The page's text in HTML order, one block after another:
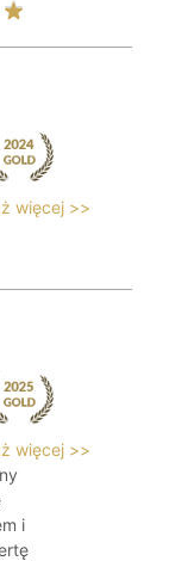
więcej >>
więcej >>
i